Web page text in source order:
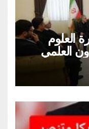
العلوم
العلمي